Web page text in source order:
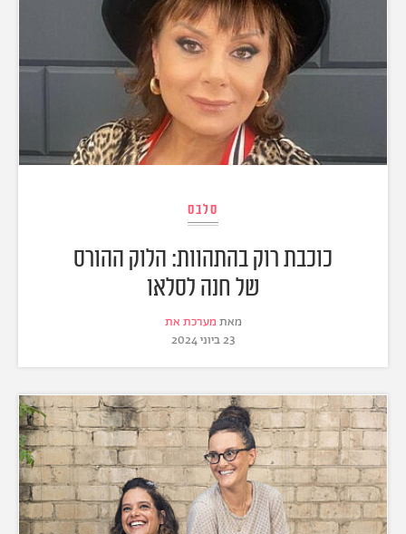
סלבס
כוכבת רוק בהתהוות: הלוק ההורס
של חנה לסלאו
מאת מערכת את
23 ביוני 2024